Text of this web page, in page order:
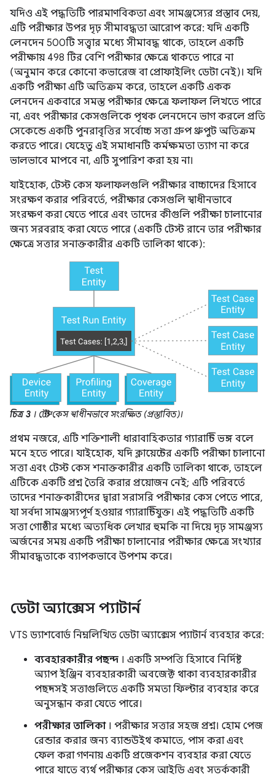
যদিও এই পদ্ধতিটি পারমাণবিকতা এবং সামঞ্জস্যের প্রস্তাব দেয়,
এটি পরীক্ষার উপর দৃঢ় সীমাবদ্ধতা আরোপ করে: যদি একটি
লেনদেন 500টি সত্ত্বার মধ্যে সীমাবদ্ধ থাকে, তাহলে একটি
পরীক্ষায় 498 টির বেশি পরীক্ষার ক্ষেত্রে থাকতে পারে না
(অনুমান করে কোনো কভারেজ বা প্রোফাইলিং ডেটা নেই)। যদি
একটি পরীক্ষা এটি অতিক্রম করে, তাহলে একটি একক
লেনদেন একবারে সমস্ত পরীক্ষার ক্ষেত্রে ফলাফল লিখতে পারে
না, এবং পরীক্ষার কেসগুলিকে পৃথক লেনদেনে ভাগ করলে প্রতি
সেকেন্ডে একটি পুনরাবৃত্তির সর্বোচ্চ সত্তা গ্রুপ থ্রুপুট অতিক্রম
করতে পারে। যেহেতু এই সমাধানটি কর্মক্ষমতা ত্যাগ না করে
ভালভাবে মাপবে না, এটি সুপারিশ করা হয় না।
যাইহোক, টেস্ট কেস ফলাফলগুলি পরীক্ষার বাচ্চাদের হিসাবে
সংরক্ষণ করার পরিবর্তে, পরীক্ষার কেসগুলি স্বাধীনভাবে
সংরক্ষণ করা যেতে পারে এবং তাদের কীগুলি পরীক্ষা চালানোর
জন্য সরবরাহ করা যেতে পারে (একটি টেস্ট রানে তার পরীক্ষার
ক্ষেত্রে সত্তার সনাক্তকারীর একটি তালিকা থাকে):
চিত্র 3 । টেস্ট কেস স্বাধীনভাবে সংরক্ষিত (প্রস্তাবিত)।
প্রথম নজরে, এটি শক্তিশালী ধারাবাহিকতার গ্যারান্টি ভঙ্গ বলে
মনে হতে পারে। যাইহোক, যদি ক্লায়েন্টের একটি পরীক্ষা চালানো
সত্তা এবং টেস্ট কেস শনাক্তকারীর একটি তালিকা থাকে, তাহলে
এটিকে একটি প্রশ্ন তৈরি করার প্রয়োজন নেই; এটি পরিবর্তে
তাদের শনাক্তকারীদের দ্বারা সরাসরি পরীক্ষার কেস পেতে পারে,
যা সর্বদা সামঞ্জস্যপূর্ণ হওয়ার গ্যারান্টিযুক্ত। এই পদ্ধতিটি একটি
সত্তা গোষ্ঠীর মধ্যে অত্যধিক লেখার হুমকি না দিয়ে দৃঢ় সামঞ্জস্য
অর্জনের সময় একটি পরীক্ষা চালানোর পরীক্ষার ক্ষেত্রে সংখ্যার
সীমাবদ্ধতাকে ব্যাপকভাবে উপশম করে।
ডেটা অ্যাক্সেস প্যাটার্ন
VTS ড্যাশবোর্ড নিম্নলিখিত ডেটা অ্যাক্সেস প্যাটার্ন ব্যবহার করে:
ব্যবহারকারীর পছন্দ । একটি সম্পত্তি হিসাবে নির্দিষ্ট
অ্যাপ ইঞ্জিন ব্যবহারকারী অবজেক্ট থাকা ব্যবহারকারীর
পছন্দসই সত্তাগুলিতে একটি সমতা ফিল্টার ব্যবহার করে
অনুসন্ধান করা যেতে পারে।
পরীক্ষার তালিকা। পরীক্ষার সত্তার সহজ প্রশ্ন। হোম পেজ
রেন্ডার করার জন্য ব্যান্ডউইথ কমাতে, পাস করা এবং
ফেল করা গণনায় একটি প্রজেকশন ব্যবহার করা যেতে
পারে যাতে ব্যর্থ পরীক্ষার কেস আইডি এবং সতর্ককারী